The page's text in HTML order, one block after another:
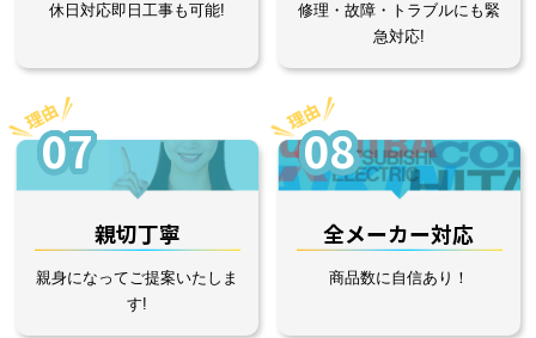
休日対応即日工事も可能!
修理・故障・トラブルにも緊
急対応!
07
親切丁寧
親身になってご提案いたしま
す!
08
全メーカー対応
商品数に自信あり！